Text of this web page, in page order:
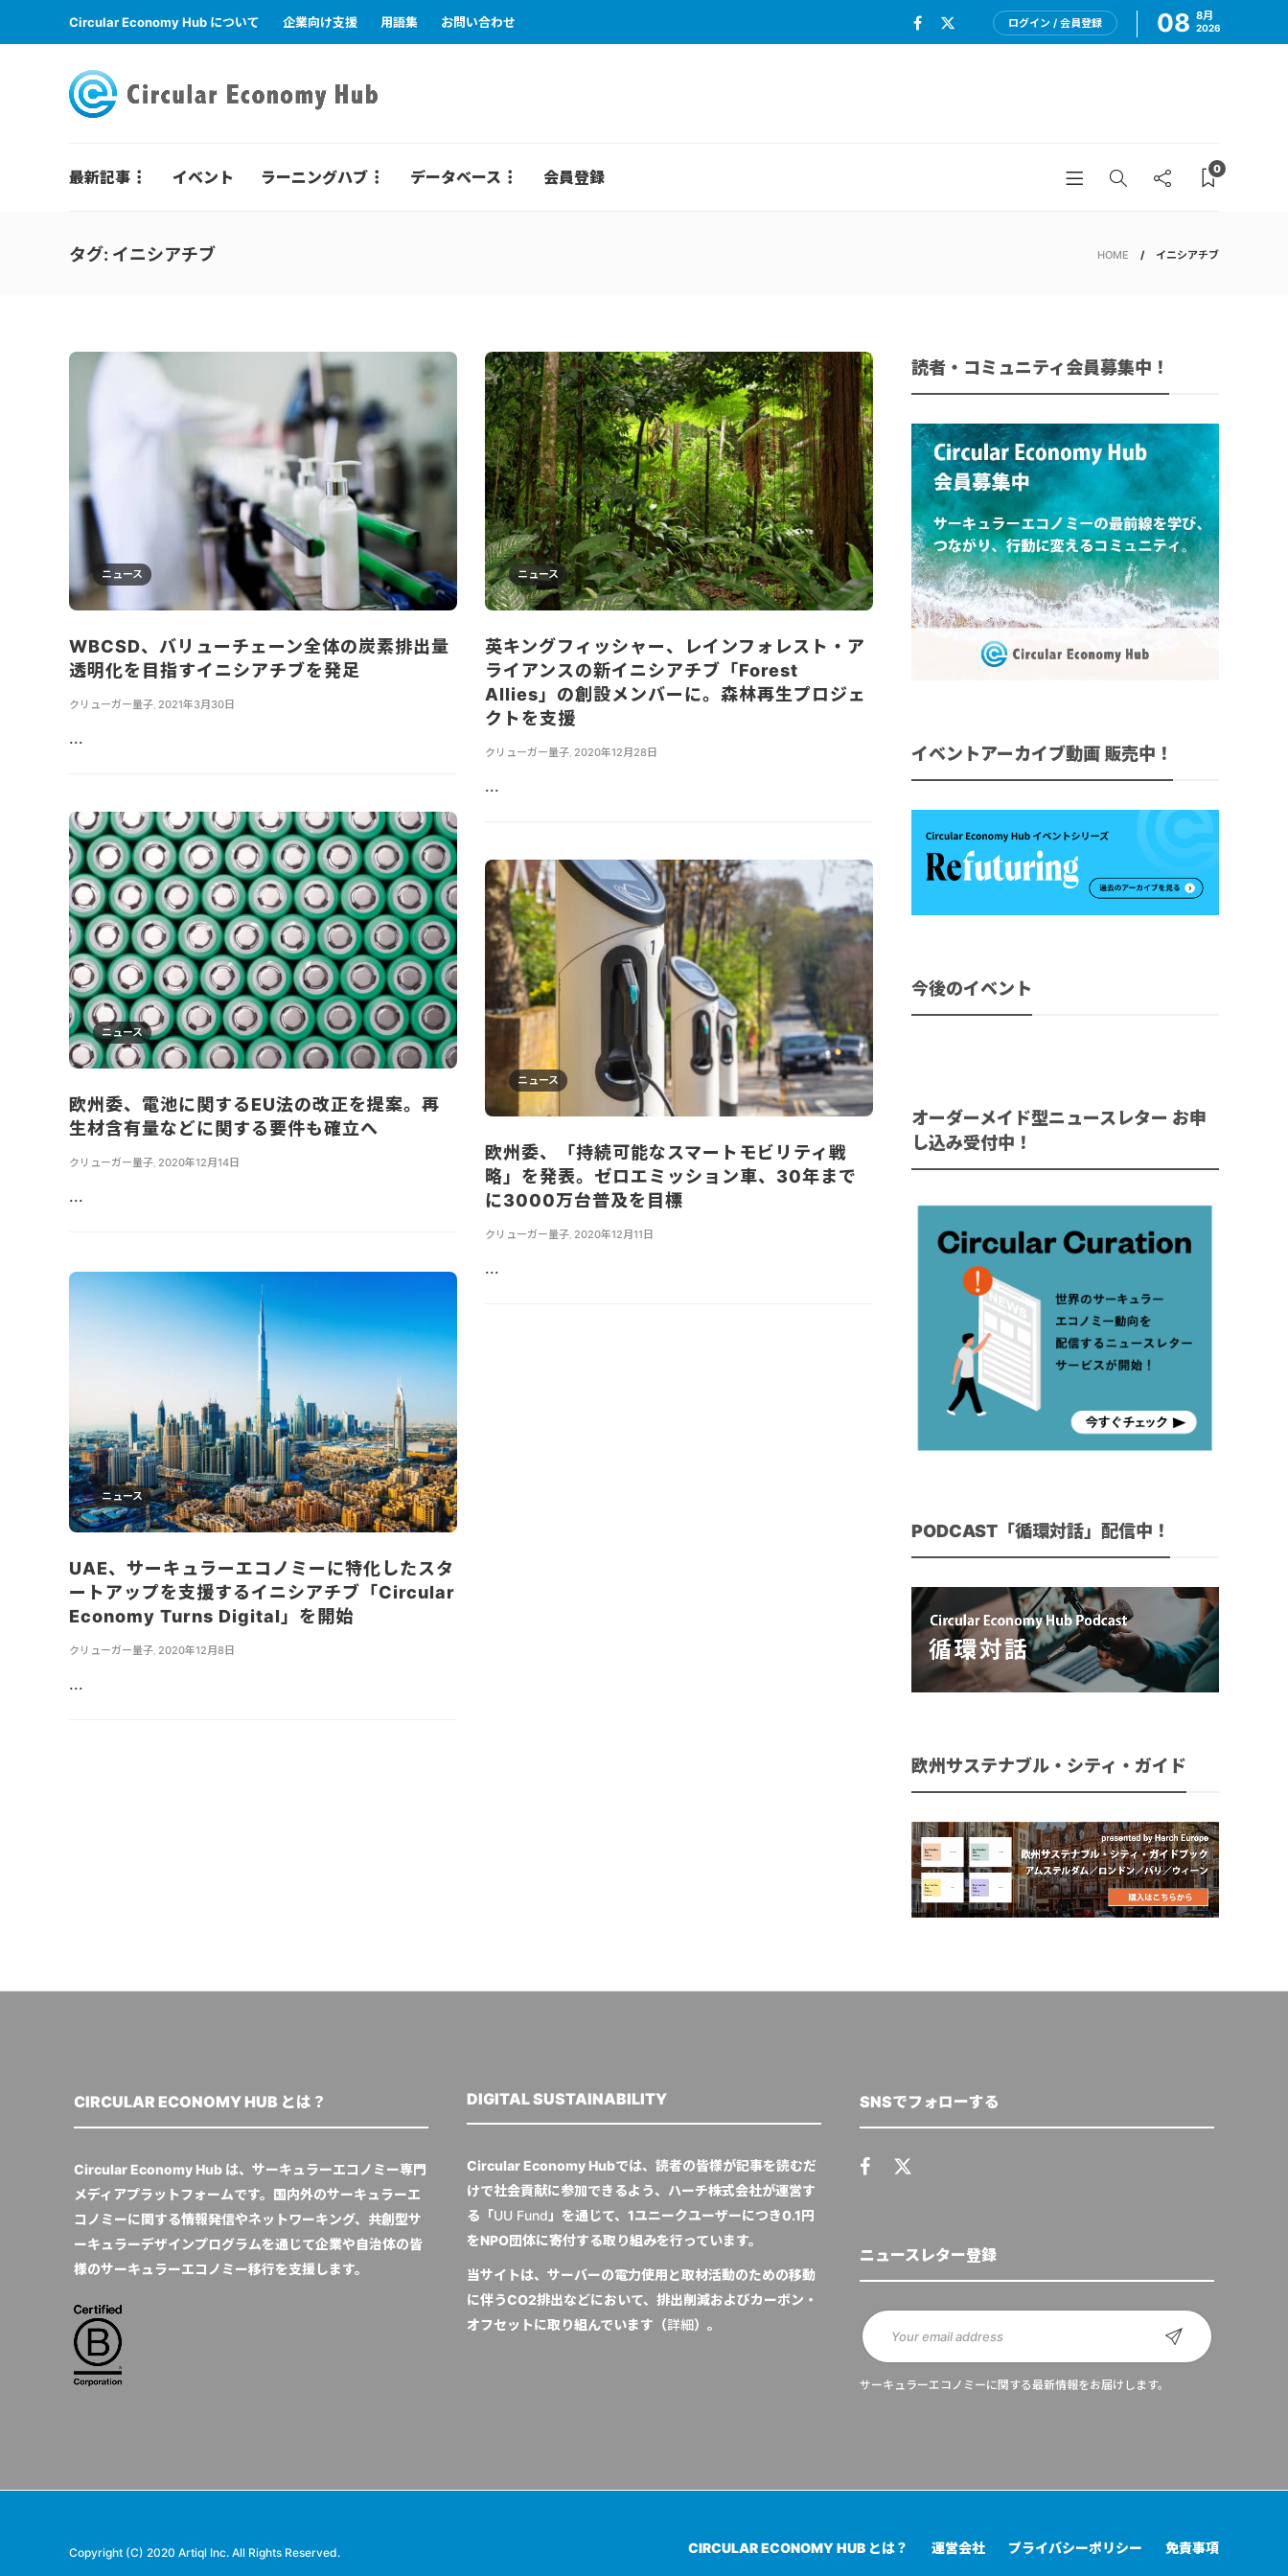
Circular Economy Hub について 企業向け支援 用語集 お問い合わせ ログイン / 会員登録 08 8月
2026
最新記事 イベント ラーニングハブ データベース 会員登録 0
タグ: イニシアチブ HOME イニシアチブ
ニュース
WBCSD、バリューチェーン全体の炭素排出量
透明化を目指すイニシアチブを発足
クリューガー量子 2021年3月30日
...
ニュース
英キングフィッシャー、レインフォレスト・ア
ライアンスの新イニシアチブ「Forest
Allies」の創設メンバーに。森林再生プロジェ
クトを支援
クリューガー量子 2020年12月28日
...
ニュース
欧州委、電池に関するEU法の改正を提案。再
生材含有量などに関する要件も確立へ
クリューガー量子, 2020年12月14日
...
ニュース
欧州委、「持続可能なスマートモビリティ戦
略」を発表。ゼロエミッション車、30年まで
に3000万台普及を目標
クリューガー量子, 2020年12月11日
...
ニュース
UAE、サーキュラーエコノミーに特化したスタ
ートアップを支援するイニシアチブ「Circular
Economy Turns Digital」を開始
クリューガー量子 2020年12月8日
...
読者・コミュニティ会員募集中！
イベントアーカイブ動画 販売中！
今後のイベント
オーダーメイド型ニュースレター お申
し込み受付中！
PODCAST「循環対話」配信中！
欧州サステナブル・シティ・ガイド
CIRCULAR ECONOMY HUB とは？
Circular Economy Hub は、サーキュラーエコノミー専門
メディアプラットフォームです。国内外のサーキュラーエ
コノミーに関する情報発信やネットワーキング、共創型サ
ーキュラーデザインプログラムを通じて企業や自治体の皆
様のサーキュラーエコノミー移行を支援します。
DIGITAL SUSTAINABILITY
Circular Economy Hubでは、読者の皆様が記事を読むだ
けで社会貢献に参加できるよう、ハーチ株式会社が運営す
る「UU Fund」を通じて、1ユニークユーザーにつき0.1円
をNPO団体に寄付する取り組みを行っています。
当サイトは、サーバーの電力使用と取材活動のための移動
に伴うCO2排出などにおいて、排出削減およびカーボン・
オフセットに取り組んでいます（詳細）。
SNSでフォローする
ニュースレター登録
サーキュラーエコノミーに関する最新情報をお届けします。
Copyright (C) 2020 Artiql Inc. All Rights Reserved. CIRCULAR ECONOMY HUB とは？ 運営会社 プライバシーポリシー 免責事項